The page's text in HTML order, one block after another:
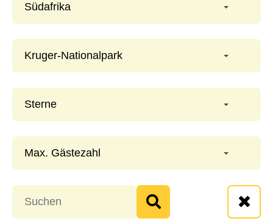
Südafrika
Kruger-Nationalpark
Sterne
Max. Gästezahl